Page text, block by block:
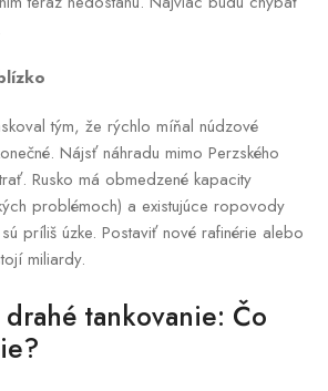
tým, že rýchlo míňal núdzové
Nájsť náhradu mimo Perzského
Rusko má obmedzené kapacity
problémoch) a existujúce ropovody
príliš úzke. Postaviť nové rafinérie alebo
miliardy.
tankovanie: Čo